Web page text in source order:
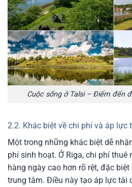
Cuộc sống ở Talsi – Điểm đến
2.2. Khác biệt về chi phí và áp lực
Một trong những khác biệt dễ
phí sinh hoạt. Ở Riga, chi phí thuê
hàng ngày cao hơn rõ rệt, đặc
trung tâm. Điều này tạo áp lực tài